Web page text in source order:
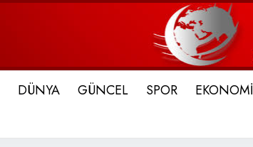
DÜNYA GÜNCEL SPOR EKONOMİ